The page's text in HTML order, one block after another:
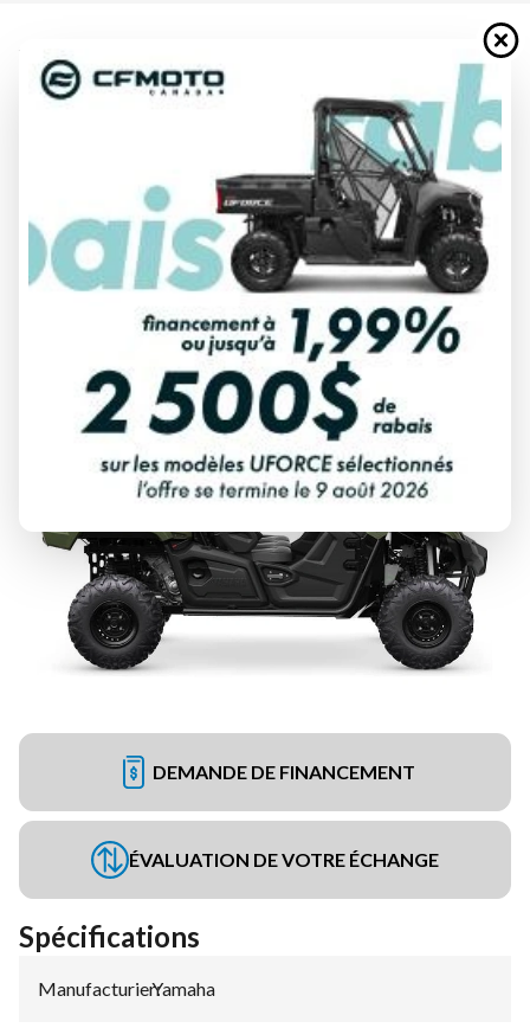
YAMAHA 2026
VIKING EPS VERT TACTIQUE
20 249 $
Tous frais inclus
CALCULATRICE DE PAIEMENT
DEMANDE DE FINANCEMENT
ÉVALUATION DE VOTRE ÉCHANGE
Spécifications
Manufacturier:
Yamaha